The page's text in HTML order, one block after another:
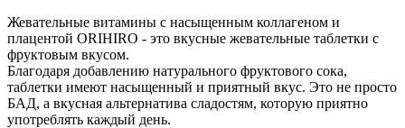
Жевательные витамины с насыщенным коллагеном и
плацентой ORIHIRO - это вкусные жевательные таблетки с
фруктовым вкусом.
Благодаря добавлению натурального фруктового сока,
таблетки имеют насыщенный и приятный вкус. Это не просто
БАД, а вкусная альтернатива сладостям, которую приятно
употреблять каждый день.